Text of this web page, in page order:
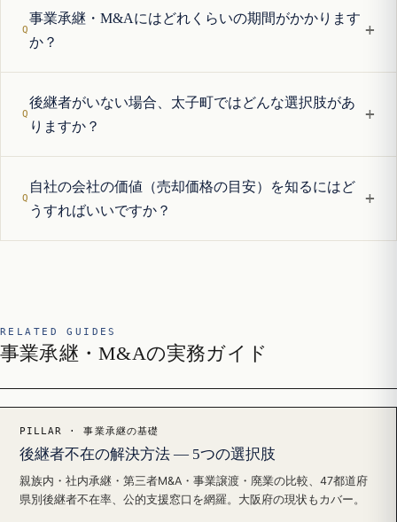
事業承継・M&Aにはどれくらいの期間がかかります
か？
+
後継者がいない場合、太子町ではどんな選択肢があ
りますか？
+
自社の会社の価値（売却価格の目安）を知るにはど
うすればいいですか？
+
RELATED GUIDES
事業承継・M&Aの実務ガイド
PILLAR · 事業承継の基礎
後継者不在の解決方法 — 5つの選択肢
親族内・社内承継・第三者M&A・事業譲渡・廃業の比較、47都道府
県別後継者不在率、公的支援窓口を網羅。大阪府の現状もカバー。